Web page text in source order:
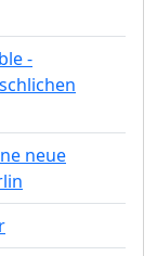
-
neue